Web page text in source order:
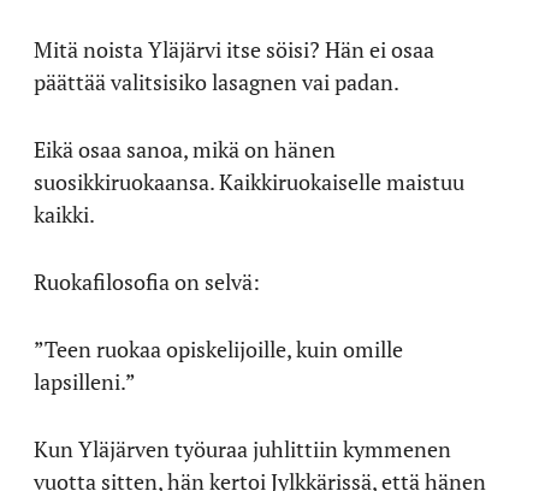
Mitä noista Yläjärvi itse söisi? Hän ei osaa
päättää valitsisiko lasagnen vai padan.
Eikä osaa sanoa, mikä on hänen
suosikkiruokaansa. Kaikkiruokaiselle maistuu
kaikki.
Ruokafilosofia on selvä:
”Teen ruokaa opiskelijoille, kuin omille
lapsilleni.”
Kun Yläjärven työuraa juhlittiin kymmenen
vuotta sitten, hän kertoi Jylkkärissä, että hänen